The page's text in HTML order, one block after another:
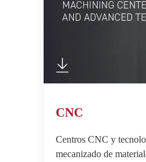
CNC
Centros CNC y
mecanizado de